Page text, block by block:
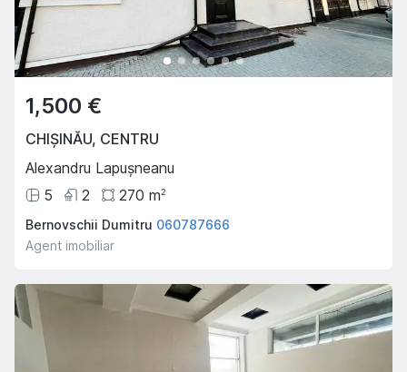
1,500 €
CHIȘINĂU, CENTRU
Alexandru Lapușneanu
5
2 270 m2
Bernovschii Dumitru 060787666
Agent imobiliar